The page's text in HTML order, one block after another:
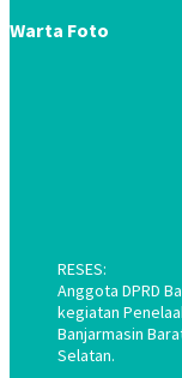
Warta Foto
RESES:
Anggota DPRD
kegiatan
Banjarmasin
Selatan.